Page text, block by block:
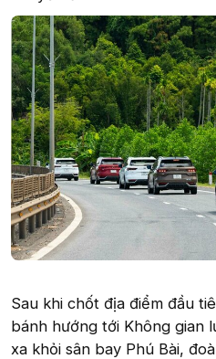
Sau khi chốt địa điểm đầu
bánh hướng tới Không gian
xa khỏi sân bay Phú Bài,